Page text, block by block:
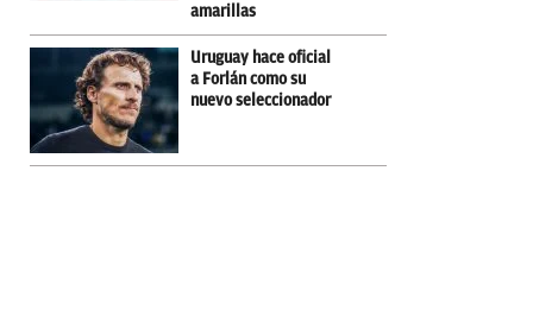
amarillas
Uruguay hace oficial
a Forlán como su
nuevo seleccionador